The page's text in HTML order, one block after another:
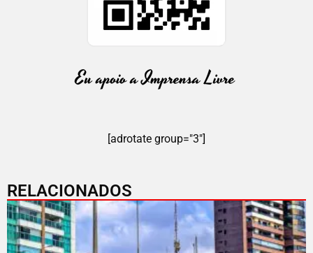
[adrotate group="3"]
RELACIONADOS